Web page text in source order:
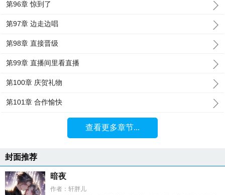
第96章 惊到了
第97章 边走边唱
第98章 直接晋级
第99章 直播间里看直播
第100章 庆贺礼物
第101章 合作愉快
查看更多章节...
封面推荐
暗夜
作者：轩胖儿